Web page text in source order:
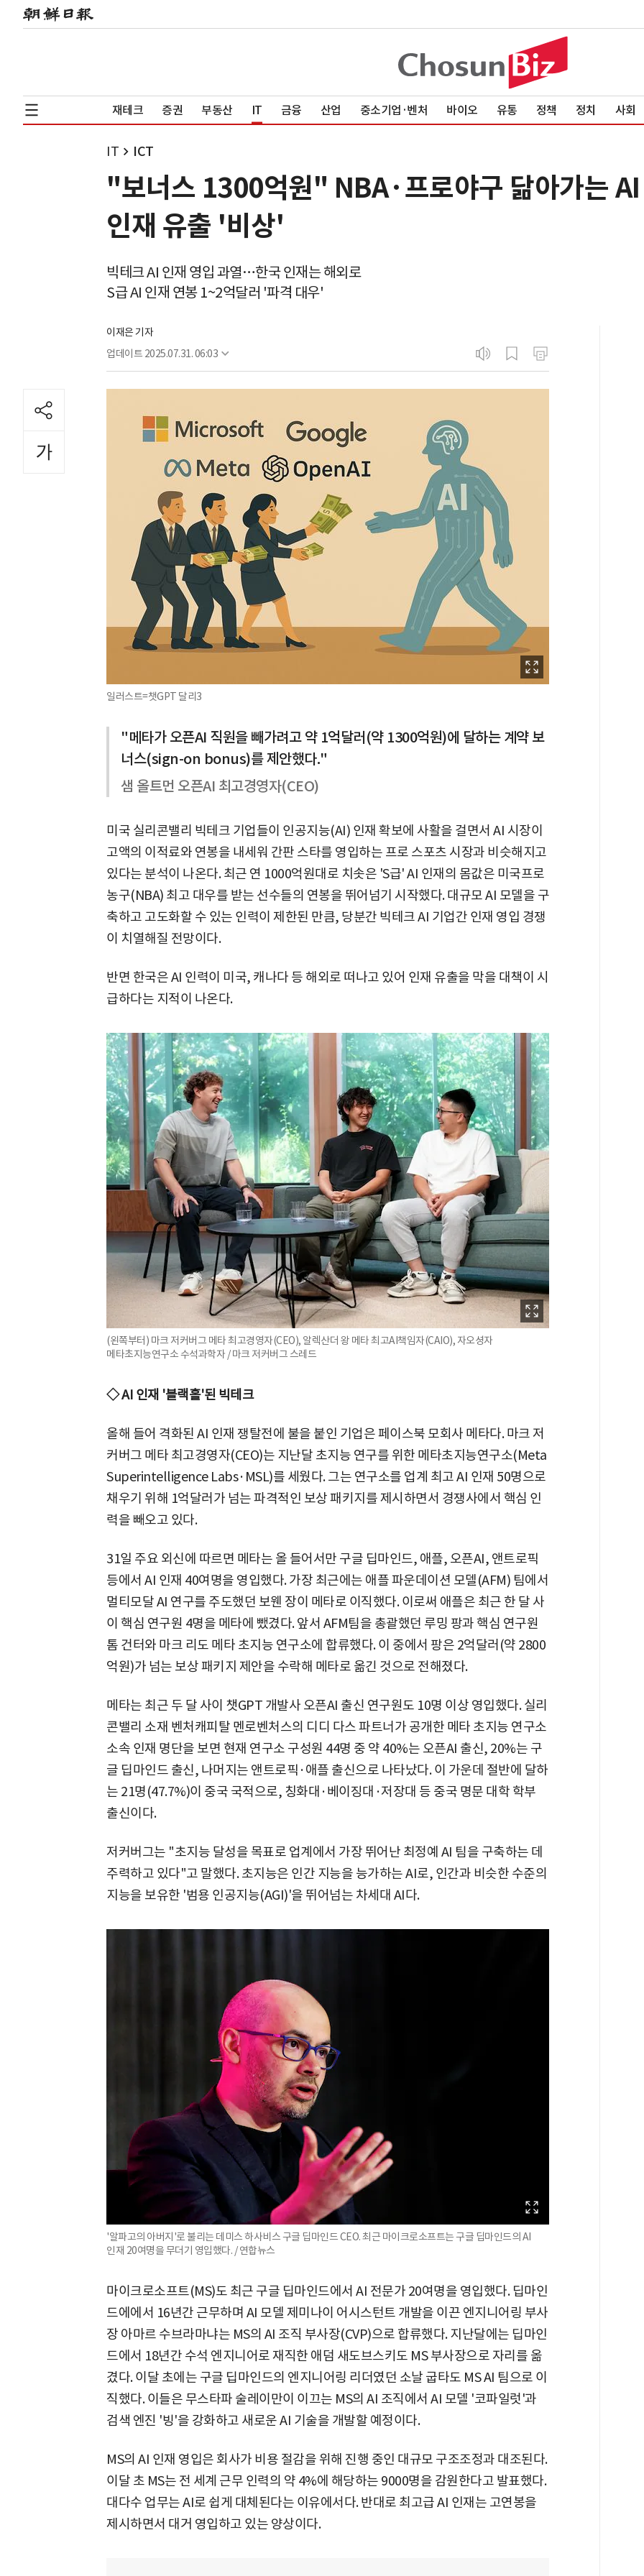
재테크 증권 부동산 IT 금융 산업 중소기업·벤처 바이오 유통 정책 정치 사회
IT ICT
"보너스 1300억원" NBA·프로야구 닮아가는
인재 유출 '비상'
빅테크 AI 인재 영입 과열…한국 인재는 해외로
S급 AI 인재 연봉 1~2억달러 '파격 대우'
이재은 기자
업데이트 2025.07.31. 06:03
일러스트=챗GPT 달리3
"메타가 오픈AI 직원을 빼가려고 약 1억달러(약 1300억원)에 달하는 계약 보
너스(sign-on bonus)를 제안했다."
샘 올트먼 오픈AI 최고경영자(CEO)
미국 실리콘밸리 빅테크 기업들이 인공지능(AI) 인재 확보에 사활을 걸면서 AI 시장이
고액의 이적료와 연봉을 내세워 간판 스타를 영입하는 프로 스포츠 시장과 비슷해지고
있다는 분석이 나온다. 최근 연 1000억원대로 치솟은 'S급' AI 인재의 몸값은 미국프로
농구(NBA) 최고 대우를 받는 선수들의 연봉을 뛰어넘기 시작했다. 대규모 AI 모델을 구
축하고 고도화할 수 있는 인력이 제한된 만큼, 당분간 빅테크 AI 기업간 인재 영입 경쟁
이 치열해질 전망이다.
반면 한국은 AI 인력이 미국, 캐나다 등 해외로 떠나고 있어 인재 유출을 막을 대책이 시
급하다는 지적이 나온다.
(왼쪽부터) 마크 저커버그 메타 최고경영자(CEO), 알렉산더 왕 메타 최고AI책임자(CAIO), 자오셩자
메타초지능연구소 수석과학자 / 마크 저커버그 스레드
◇ AI 인재 '블랙홀'된 빅테크
올해 들어 격화된 AI 인재 쟁탈전에 불을 붙인 기업은 페이스북 모회사 메타다. 마크 저
커버그 메타 최고경영자(CEO)는 지난달 초지능 연구를 위한 메타초지능연구소(Meta
Superintelligence Labs·MSL)를 세웠다. 그는 연구소를 업계 최고 AI 인재 50명으로
채우기 위해 1억달러가 넘는 파격적인 보상 패키지를 제시하면서 경쟁사에서 핵심 인
력을 빼오고 있다.
31일 주요 외신에 따르면 메타는 올 들어서만 구글 딥마인드, 애플, 오픈AI, 앤트로픽
등에서 AI 인재 40여명을 영입했다. 가장 최근에는 애플 파운데이션 모델(AFM) 팀에서
멀티모달 AI 연구를 주도했던 보웬 장이 메타로 이직했다. 이로써 애플은 최근 한 달 사
이 핵심 연구원 4명을 메타에 뺐겼다. 앞서 AFM팀을 총괄했던 루밍 팡과 핵심 연구원
톰 건터와 마크 리도 메타 초지능 연구소에 합류했다. 이 중에서 팡은 2억달러(약 2800
억원)가 넘는 보상 패키지 제안을 수락해 메타로 옮긴 것으로 전해졌다.
메타는 최근 두 달 사이 챗GPT 개발사 오픈AI 출신 연구원도 10명 이상 영입했다. 실리
콘밸리 소재 벤처캐피탈 멘로벤처스의 디디 다스 파트너가 공개한 메타 초지능 연구소
소속 인재 명단을 보면 현재 연구소 구성원 44명 중 약 40%는 오픈AI 출신, 20%는 구
글 딥마인드 출신, 나머지는 앤트로픽·애플 출신으로 나타났다. 이 가운데 절반에 달하
는 21명(47.7%)이 중국 국적으로, 칭화대·베이징대·저장대 등 중국 명문 대학 학부
출신이다.
저커버그는 "초지능 달성을 목표로 업계에서 가장 뛰어난 최정예 AI 팀을 구축하는 데
주력하고 있다"고 말했다. 초지능은 인간 지능을 능가하는 AI로, 인간과 비슷한 수준의
지능을 보유한 '범용 인공지능(AGI)'을 뛰어넘는 차세대 AI다.
'알파고의 아버지'로 불리는 데미스 하사비스 구글 딥마인드 CEO. 최근 마이크로소프트는 구글 딥마인드의 AI
인재 20여명을 무더기 영입했다. / 연합뉴스
마이크로소프트(MS)도 최근 구글 딥마인드에서 AI 전문가 20여명을 영입했다. 딥마인
드에에서 16년간 근무하며 AI 모델 제미나이 어시스턴트 개발을 이끈 엔지니어링 부사
장 아마르 수브라마냐는 MS의 AI 조직 부사장(CVP)으로 합류했다. 지난달에는 딥마인
드에서 18년간 수석 엔지니어로 재직한 애덤 새도브스키도 MS 부사장으로 자리를 옮
겼다. 이달 초에는 구글 딥마인드의 엔지니어링 리더였던 소날 굽타도 MS AI 팀으로 이
직했다. 이들은 무스타파 술레이만이 이끄는 MS의 AI 조직에서 AI 모델 '코파일럿'과
검색 엔진 '빙'을 강화하고 새로운 AI 기술을 개발할 예정이다.
MS의 AI 인재 영입은 회사가 비용 절감을 위해 진행 중인 대규모 구조조정과 대조된다.
이달 초 MS는 전 세계 근무 인력의 약 4%에 해당하는 9000명을 감원한다고 발표했다.
대다수 업무는 AI로 쉽게 대체된다는 이유에서다. 반대로 최고급 AI 인재는 고연봉을
제시하면서 대거 영입하고 있는 양상이다.